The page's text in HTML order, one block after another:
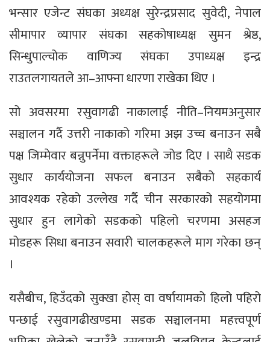
भन्सार एजेन्ट संघका अध्यक्ष सुरेन्द्रप्रसाद सुवेदी, नेपाल
सीमापार व्यापार संघका सहकोषाध्यक्ष सुमन श्रेष्ठ,
सिन्धुपाल्चोक वाणिज्य संघका उपाध्यक्ष इन्द्र
राउतलगायतले आ–आफ्ना धारणा राखेका थिए ।
सो अवसरमा रसुवागढी नाकालाई नीति–नियमअनुसार
सञ्चालन गर्दै उत्तरी नाकाको गरिमा अझ उच्च बनाउन सबै
पक्ष जिम्मेवार बन्नुपर्नेमा वक्ताहरूले जोड दिए । साथै सडक
सुधार कार्ययोजना सफल बनाउन सबैको सहकार्य
आवश्यक रहेको उल्लेख गर्दै चीन सरकारको सहयोगमा
सुधार हुन लागेको सडकको पहिलो चरणमा असहज
मोडहरू सिधा बनाउन सवारी चालकहरूले माग गरेका छन्
।
यसैबीच, हिउँदको सुक्खा होस् वा वर्षायामको हिलो पहिरो
पन्छाई रसुवागढीखण्डमा सडक सञ्चालनमा महत्त्वपूर्ण